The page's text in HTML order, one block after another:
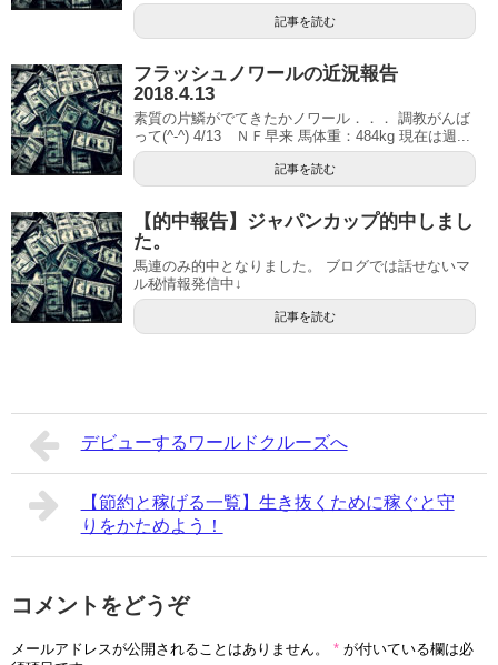
記事を読む
フラッシュノワールの近況報告
2018.4.13
素質の片鱗がでてきたかノワール．．． 調教がんば
って(^-^) 4/13 ＮＦ早来 馬体重：484kg 現在は週...
記事を読む
【的中報告】ジャパンカップ的中しまし
た。
馬連のみ的中となりました。 ブログでは話せないマ
ル秘情報発信中↓
記事を読む
デビューするワールドクルーズへ
【節約と稼げる一覧】生き抜くために稼ぐと守
りをかためよう！
コメントをどうぞ
メールアドレスが公開されることはありません。 * が付いている欄は必